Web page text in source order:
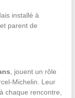
installé à
parent de
, jouent un rôle
Michelin. Leur
chaque rencontre,